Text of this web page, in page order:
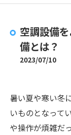
空調設備
備とは？
2023/07/10
暑い夏や寒い冬
いものとなって
や操作が煩雑だ